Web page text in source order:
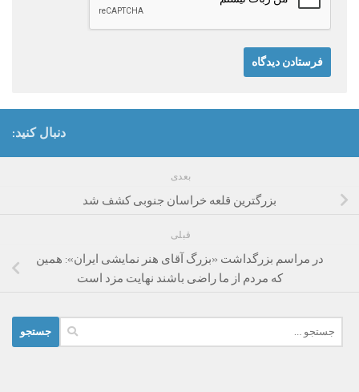
دنبال کنید:
بعدی
بزرگترین قلعه خراسان جنوبی کشف شد
قبلی
در مراسم بزرگداشت «بزرگ آقای هنر نمایشی ایران»: همین
که مردم از ما راضی باشند نهایت مزد است
برای: